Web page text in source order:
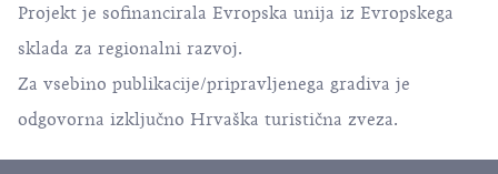
Projekt je sofinancirala Evropska unija iz Evropskega
sklada za regionalni razvoj.
Za vsebino publikacije/pripravljenega gradiva je
odgovorna izključno Hrvaška turistična zveza.